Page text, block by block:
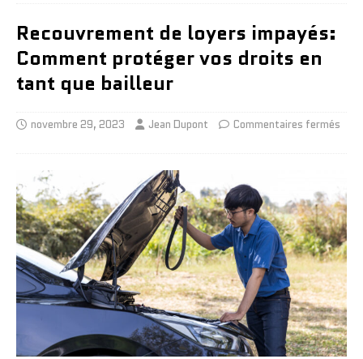
Recouvrement de loyers impayés:
Comment protéger vos droits en
tant que bailleur
novembre 29, 2023 Jean Dupont Commentaires fermés